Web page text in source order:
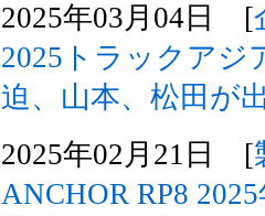
2025年03月04日 [
2025トラックアジ
迫、山本、松田が
2025年02月21日 [
ANCHOR RP8